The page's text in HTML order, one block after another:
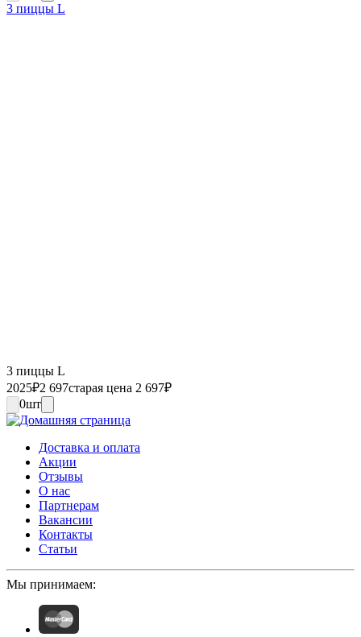
3 пиццы L
3 пиццы L
2025₽2 697старая цена 2 697₽
0шт
Доставка и оплата
Акции
Отзывы
О нас
Партнерам
Вакансии
Контакты
Статьи
Мы принимаем: